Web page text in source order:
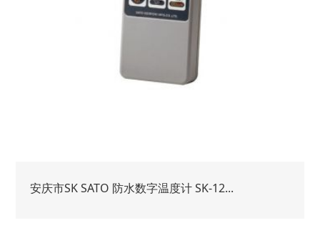
安庆市SK SATO 防水数字温度计 SK-12...